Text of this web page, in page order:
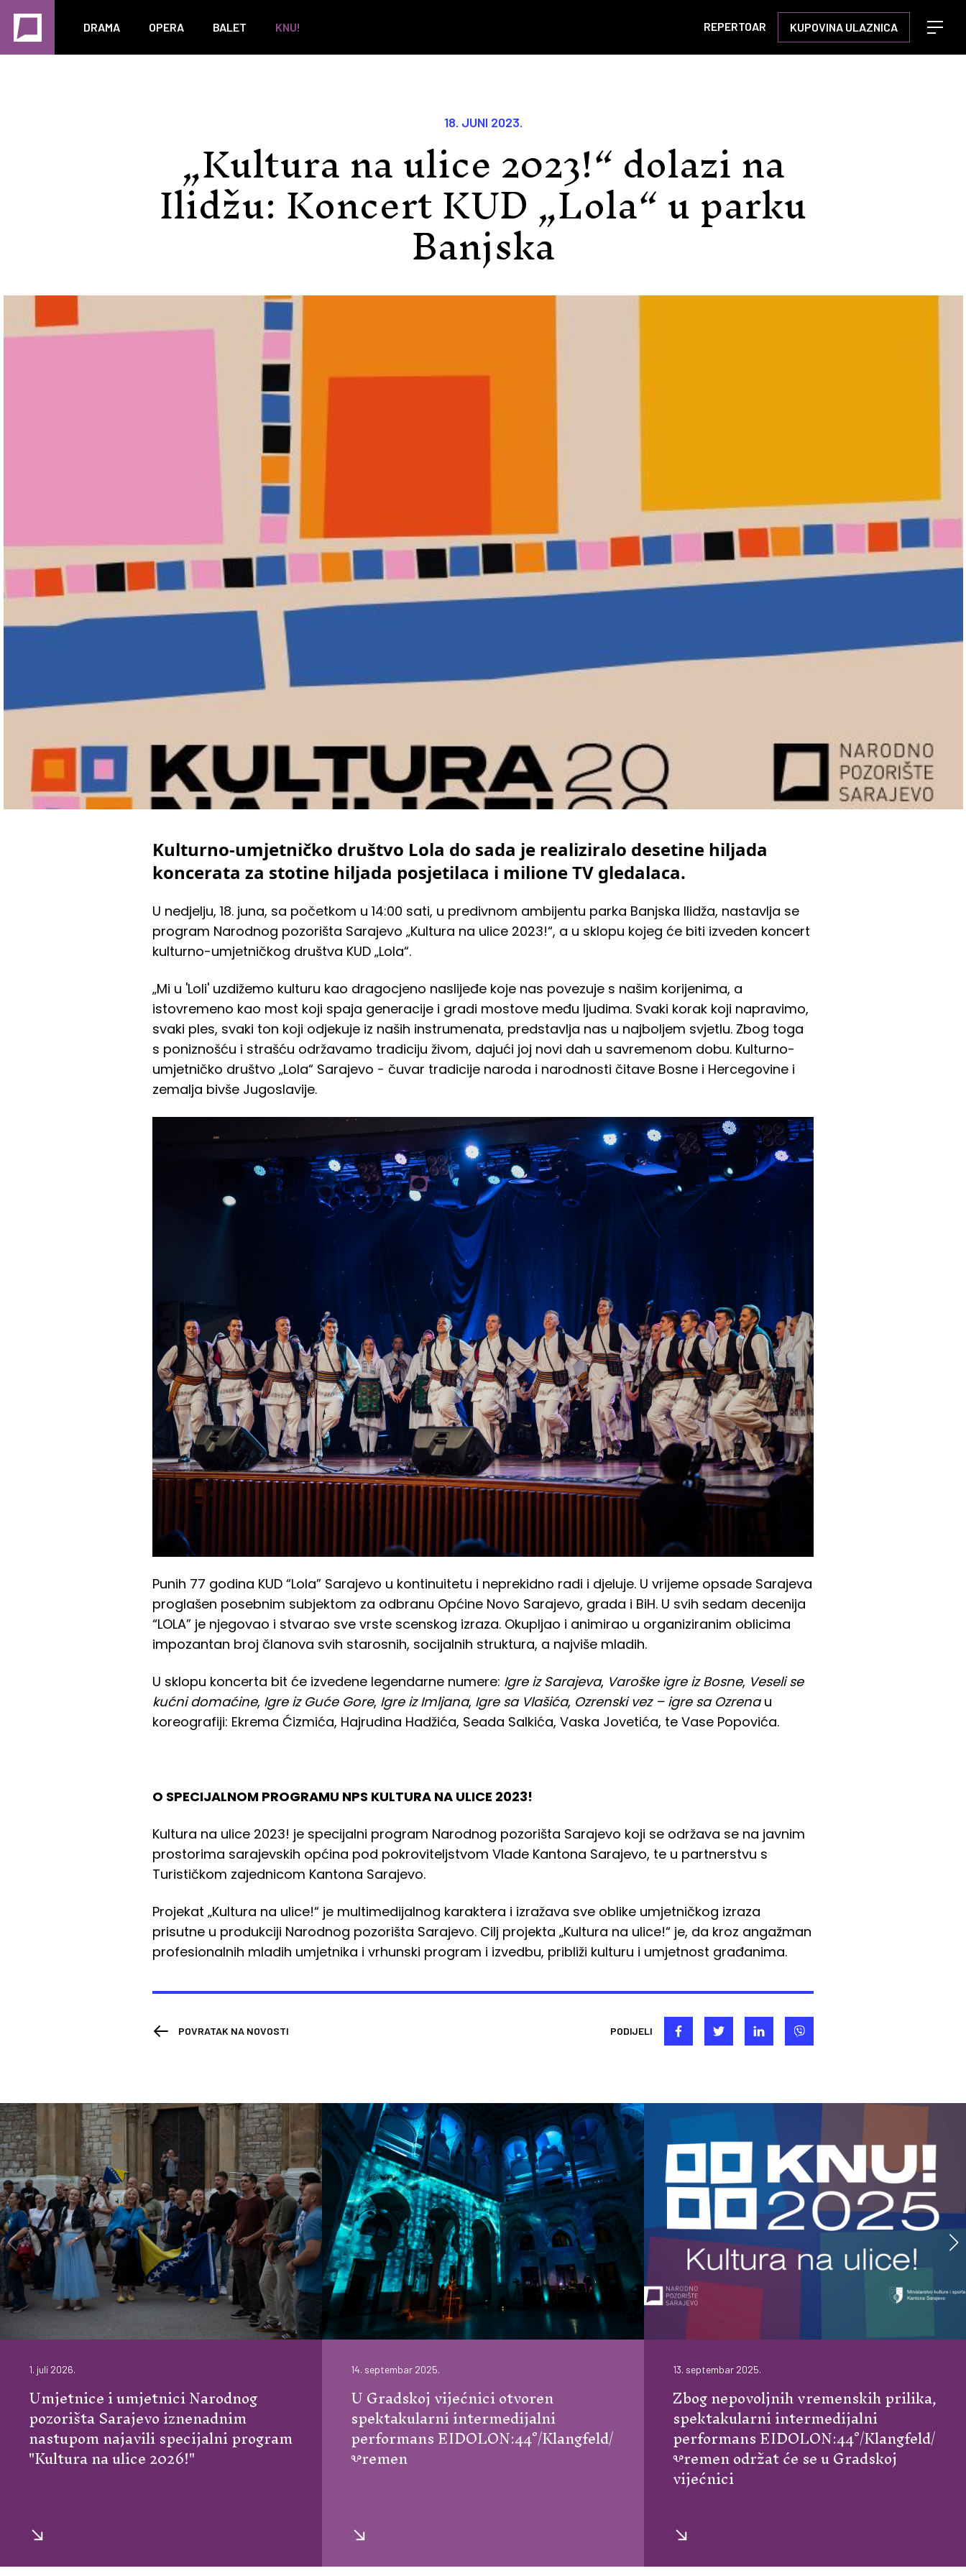
DRAMA OPERA BALET KNU! REPERTOAR KUPOVINA ULAZNICA
Open
18. JUNI 2023.
„Kultura na ulice 2023!“ dolazi na
Ilidžu: Koncert KUD „Lola“ u parku
Banjska
Kulturno-umjetničko društvo Lola do sada je realiziralo desetine hiljada
koncerata za stotine hiljada posjetilaca i milione TV gledalaca.
U nedjelju, 18. juna, sa početkom u 14:00 sati, u predivnom ambijentu parka Banjska Ilidža, nastavlja se
program Narodnog pozorišta Sarajevo „Kultura na ulice 2023!“, a u sklopu kojeg će biti izveden koncert
kulturno-umjetničkog društva KUD „Lola“.
„Mi u 'Loli' uzdižemo kulturu kao dragocjeno naslijeđe koje nas povezuje s našim korijenima, a
istovremeno kao most koji spaja generacije i gradi mostove među ljudima. Svaki korak koji napravimo,
svaki ples, svaki ton koji odjekuje iz naših instrumenata, predstavlja nas u najboljem svjetlu. Zbog toga
s poniznošću i strašću održavamo tradiciju živom, dajući joj novi dah u savremenom dobu. Kulturno-
umjetničko društvo „Lola“ Sarajevo - čuvar tradicije naroda i narodnosti čitave Bosne i Hercegovine i
zemalja bivše Jugoslavije.
Punih 77 godina KUD “Lola” Sarajevo u kontinuitetu i neprekidno radi i djeluje. U vrijeme opsade Sarajeva
proglašen posebnim subjektom za odbranu Općine Novo Sarajevo, grada i BiH. U svih sedam decenija
“LOLA” je njegovao i stvarao sve vrste scenskog izraza. Okupljao i animirao u organiziranim oblicima
impozantan broj članova svih starosnih, socijalnih struktura, a najviše mladih.
U sklopu koncerta bit će izvedene legendarne numere: Igre iz Sarajeva, Varoške igre iz Bosne, Veseli se
kućni domaćine, Igre iz Guće Gore, Igre iz Imljana, Igre sa Vlašića, Ozrenski vez – igre sa Ozrenau
koreografiji: Ekrema Ćizmića, Hajrudina Hadžića, Seada Salkića, Vaska Jovetića, te Vase Popovića.
O SPECIJALNOM PROGRAMU NPS KULTURA NA ULICE 2023!
Kultura na ulice 2023! je specijalni program Narodnog pozorišta Sarajevo koji se održava se na javnim
prostorima sarajevskih općina pod pokroviteljstvom Vlade Kantona Sarajevo, te u partnerstvu s
Turističkom zajednicom Kantona Sarajevo.
Projekat „Kultura na ulice!“ je multimedijalnog karaktera i izražava sve oblike umjetničkog izraza
prisutne u produkciji Narodnog pozorišta Sarajevo. Cilj projekta „Kultura na ulice!“ je, da kroz angažman
profesionalnih mladih umjetnika i vrhunski program i izvedbu, približi kulturu i umjetnost građanima.
POVRATAK NA NOVOSTI PODIJELI
1. juli 2026.
Umjetnice i umjetnici Narodnog
pozorišta Sarajevo iznenadnim
nastupom najavili specijalni program
"Kultura na ulice 2026!"
14. septembar 2025.
U Gradskoj vijećnici otvoren
spektakularni intermedijalni
performans EIDOLON:44°/Klangfeld/
Ⰲremen
13. septembar 2025.
Zbog nepovoljnih vremenskih prilika,
spektakularni intermedijalni
performans EIDOLON:44°/Klangfeld/
Ⰲremen održat će se u Gradskoj
vijećnici